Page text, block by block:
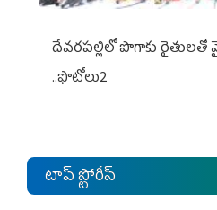
దేవరపల్లిలో పొగాకు
..ఫొటోలు2
టాప్ స్టోరీస్